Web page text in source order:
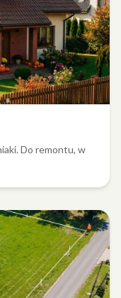
Do remontu, w